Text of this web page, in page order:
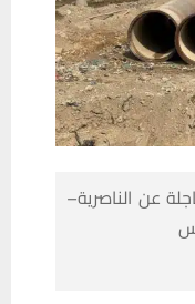
عن الناصرية–